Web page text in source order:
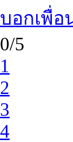
บอกเพื่อ
0/5
1
2
3
4